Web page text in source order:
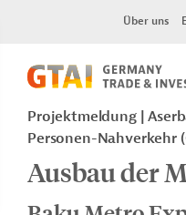
Über uns
Projektmeldung
Personen-Nahverkehr
Ausbau der